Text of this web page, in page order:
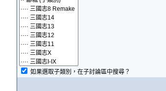
如果選取子類別，在子討論區中搜尋？